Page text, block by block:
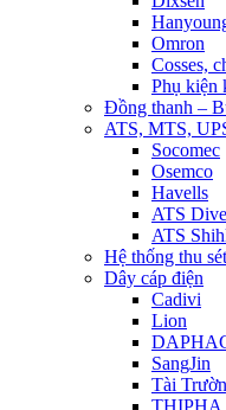
Omron
Cosses,
Phụ kiện
Đồng thanh –
ATS, MTS,
Socomec
Osemco
Havells
ATS
ATS
Hệ thống thu sét
Dây cáp điện
Cadivi
Lion
SangJin
Tài
THIPHA